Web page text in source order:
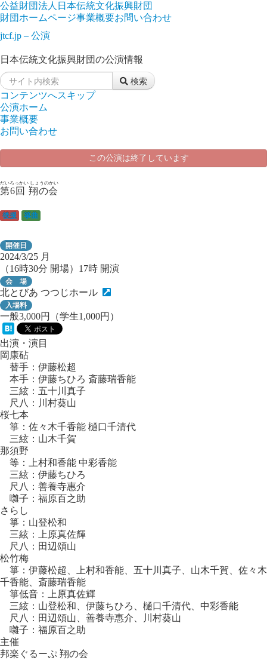
公益財団法人日本伝統文化振興財団
財団ホームページ事業概要お問い合わせ
jtcf.jp – 公演
日本伝統文化振興財団の公演情報
検索
コンテンツへスキップ
公演ホーム
事業概要
お問い合わせ
この公演は終了しています
第6回 翔の会
だいろっかい しょうのかい
後援 箏曲
開催日
2024/3/25 月
（16時30分 開場）17時 開演
会 場
北とびあ つつじホール
入場料
一般3,000円（学生1,000円）
出演・演目
岡康砧
替手：伊藤松超
本手：伊藤ちひろ 斎藤瑞香能
三絃：五十川真子
尺八：川村葵山
桜七本
箏：佐々木千香能 樋口千清代
三絃：山木千賀
那須野
等：上村和香能 中彩香能
三絃：伊藤ちひろ
尺八：善養寺惠介
囃子：福原百之助
さらし
箏：山登松和
三絃：上原真佐輝
尺八：田辺頌山
松竹梅
箏：伊藤松超、上村和香能、五十川真子、山木千賀、佐々木
千香能、斎藤瑞香能
箏低音：上原真佐輝
三絃：山登松和、伊藤ちひろ、樋口千清代、中彩香能
尺八：田辺頌山、善養寺惠介、川村葵山
囃子：福原百之助
主催
邦楽ぐるーぷ 翔の会